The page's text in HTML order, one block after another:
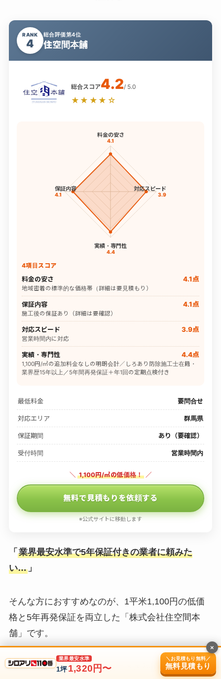
RANK
4
総合評価第4位
住空間本舗
総合スコア4.2/ 5.0
★★★★☆
料金の安さ
4.1
対応スピード
3.9
実績・専門性
4.4
保証内容
4.1
4項目スコア
料金の安さ 4.1点
地域密着の標準的な価格帯（詳細は要見積もり）
保証内容 4.1点
施工後の保証あり（詳細は要確認）
対応スピード 3.9点
営業時間内に対応
実績・専門性 4.4点
1,100円/㎡の追加料金なしの明朗会計／しろあり防除施工士在籍・
業界歴15年以上／5年間再発保証＋年1回の定期点検付き
最低料金 要問合せ
対応エリア 群馬県
保証期間 あり（要確認）
受付時間 営業時間内
＼ 1,100円/㎡の低価格！ ／
無料で見積もりを依頼する
※公式サイトに移動します
「 業界最安水準で5年保証付きの業者に頼みた
い…」
そんな方におすすめなのが、1平米1,100円の低価
格と5年再発保証を両立した「株式会社住空間本
舗」です。
住空間本舗は、東京都千代田区東神田1-11-5に本社
業界最安水準
1坪 1,320円〜
＼お見積もり無料／
無料見積もり
×